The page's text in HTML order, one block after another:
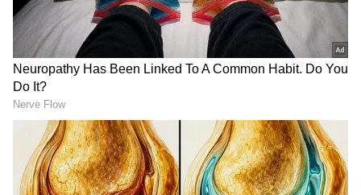
DOWNLOAD APP
RECOMMENDED STORIES